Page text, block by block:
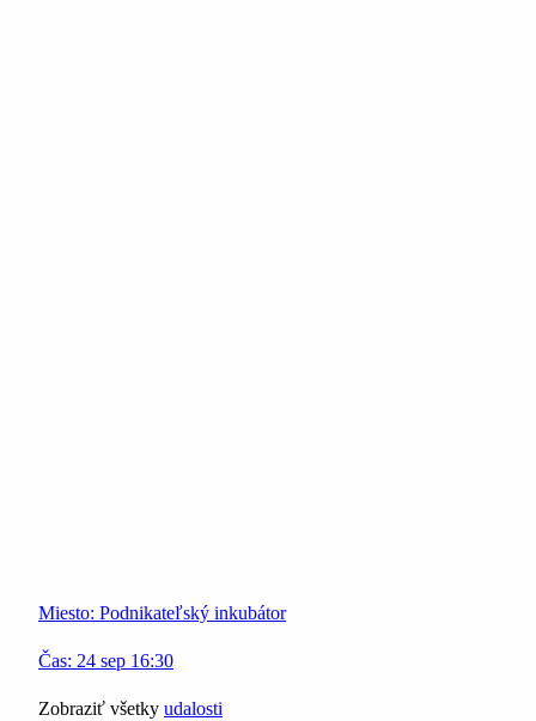
Miesto: Podnikateľský inkubátor
Čas: 24 sep 16:30
Zobraziť všetky udalosti